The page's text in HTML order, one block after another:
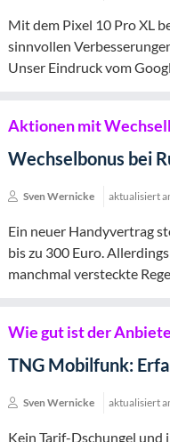
Mit dem Pixel 10 Pro XL
sinnvollen
Unser Eindruck vom
Aktionen mit
Wechselbonus bei
Sven Wernicke aktualisiert
Ein neuer Handyvertrag
bis zu 300 Euro.
manchmal versteckte
Wie gut ist der
TNG Mobilfunk:
Sven Wernicke aktualisiert
Kein Tarif-Dschungel und